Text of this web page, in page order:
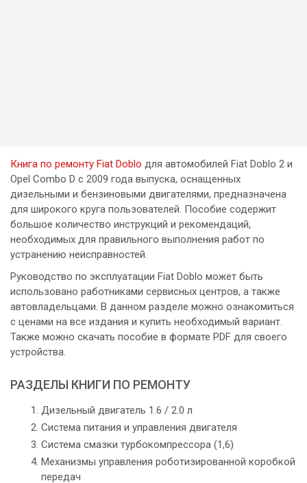
Книга по ремонту Fiat Doblo для автомобилей Fiat Doblo 2 и
Opel Combo D с 2009 года выпуска, оснащенных
дизельными и бензиновыми двигателями, предназначена
для широкого круга пользователей. Пособие содержит
большое количество инструкций и рекомендаций,
необходимых для правильного выполнения работ по
устранению неисправностей.
Руководство по эксплуатации Fiat Doblo может быть
использовано работниками сервисных центров, а также
автовладельцами. В данном разделе можно ознакомиться
с ценами на все издания и купить необходимый вариант.
Также можно скачать пособие в формате PDF для своего
устройства.
РАЗДЕЛЫ КНИГИ ПО РЕМОНТУ
Дизельный двигатель 1.6 / 2.0 л
Система питания и управления двигателя
Система смазки турбокомпрессора (1,6)
Механизмы управления роботизированной коробкой
передач